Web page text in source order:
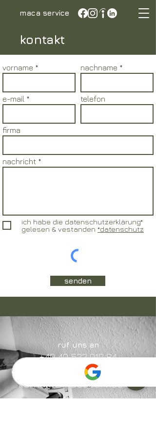
maca service
kontakt
vorname
e-mail
nachname
telefon
firma
nachricht
ich habe die datenschutzerklärung*
gelesen & vestanden *datenschutz
senden
ruf uns an
+49 40 522 019 84
schreib uns
kontakt@macaservice.de
folg uns